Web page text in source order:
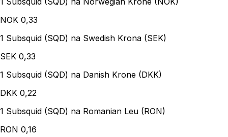
NOK 0,33
1 Subsquid (SQD) na Swedish Krona (SEK)
SEK 0,33
1 Subsquid (SQD) na Danish Krone (DKK)
DKK 0,22
1 Subsquid (SQD) na Romanian Leu (RON)
RON 0,16